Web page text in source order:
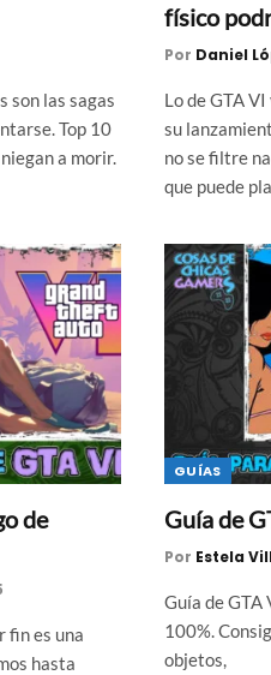
son las sagas
Top 10
a morir.
físico
Por Daniel
Lo de GTA
su
no se filtre
que puede
de
fin es una
hasta
GUÍAS
Guía de
Por Estela
Guía de
100%.
objetos,